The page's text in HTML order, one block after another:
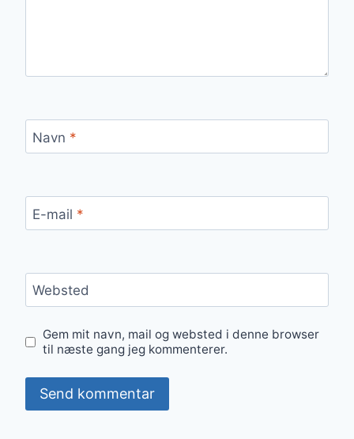
Navn *
E-mail *
Websted
Gem mit navn, mail og websted i denne browser
til næste gang jeg kommenterer.